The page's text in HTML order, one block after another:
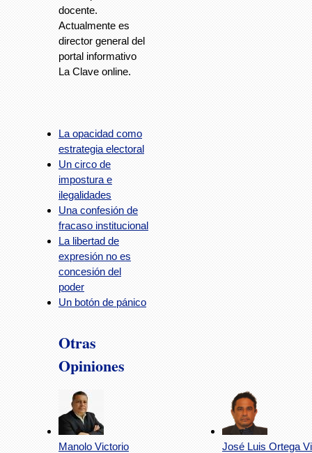
docente.
Actualmente es
director general del
portal informativo
La Clave online.
La opacidad como
estrategia electoral
Un circo de
impostura e
ilegalidades
Una confesión de
fracaso institucional
La libertad de
expresión no es
concesión del
poder
Un botón de pánico
Otras
Opiniones
Manolo Victorio
José Luis Ortega